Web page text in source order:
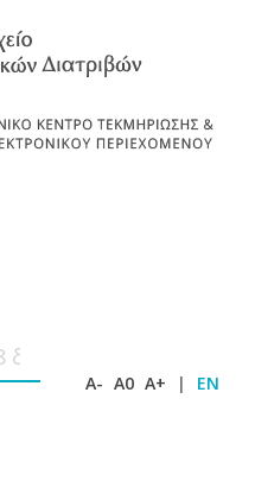
A- A0 A+ | EN